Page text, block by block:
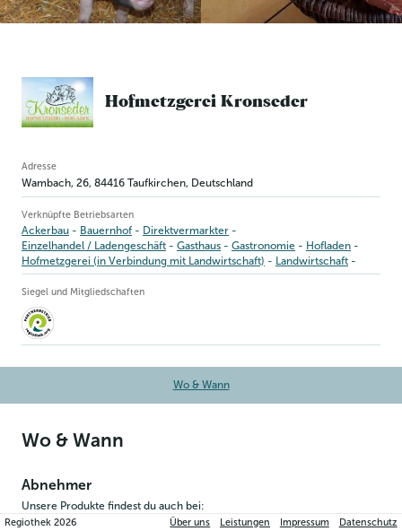
Hofmetzgerei Kronseder
Betriebsinformation
Adresse
Wambach, 26, 84416 Taufkirchen, Deutschland
Verknüpfte Betriebsarten
Ackerbau Bauernhof
Direktvermarkter
Einzelhandel / Ladengeschäft
Gasthaus Gastronomie
Hofladen
Hofmetzgerei (in Verbindung mit Landwirtschaft)
Landwirtschaft
Metzgerei / Fleischerei
Schweinezucht Tierhaltung
Verarbeitung
Wirtshaus
Siegel und Mitgliedschaften
Wo & Wann
Wo & Wann
Abnehmer
Unsere Produkte findest du auch bei:
Regiothek2026 Über uns Leistungen Impressum Datenschutz